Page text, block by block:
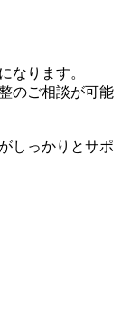
なります。
のご相談が可能
しっかりとサポ